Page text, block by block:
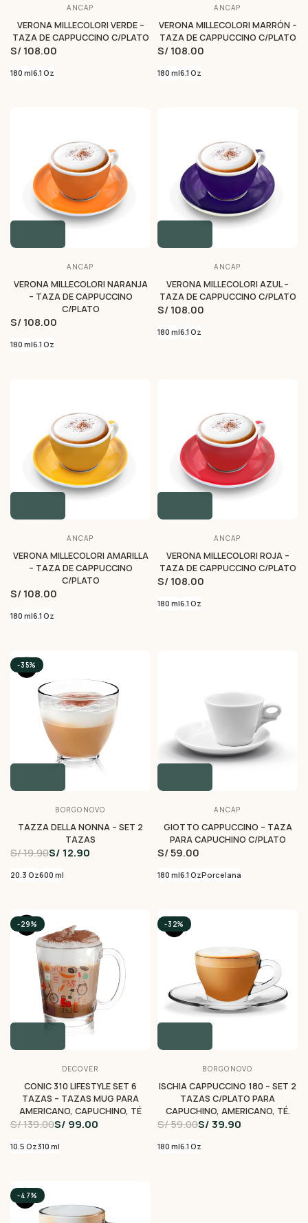
ANCAP
VERONA MILLECOLORI VERDE –
TAZA DE CAPPUCCINO C/PLATO
S/ 108.00
180 ml6.1 Oz
ANCAP
VERONA MILLECOLORI MARRÓN –
TAZA DE CAPPUCCINO C/PLATO
S/ 108.00
180 ml6.1 Oz
ANCAP
VERONA MILLECOLORI NARANJA
– TAZA DE CAPPUCCINO
C/PLATO
S/ 108.00
180 ml6.1 Oz
ANCAP
VERONA MILLECOLORI AZUL –
TAZA DE CAPPUCCINO C/PLATO
S/ 108.00
180 ml6.1 Oz
ANCAP
VERONA MILLECOLORI AMARILLA
– TAZA DE CAPPUCCINO
C/PLATO
S/ 108.00
180 ml6.1 Oz
ANCAP
VERONA MILLECOLORI ROJA –
TAZA DE CAPPUCCINO C/PLATO
S/ 108.00
180 ml6.1 Oz
-35%
BORGONOVO
TAZZA DELLA NONNA – SET 2
TAZAS
S/ 19.90S/ 12.90
20.3 Oz600 ml
ANCAP
GIOTTO CAPPUCCINO – TAZA
PARA CAPUCHINO C/PLATO
S/ 59.00
180 ml6.1 OzPorcelana
-29%
DECOVER
CONIC 310 LIFESTYLE SET 6
TAZAS – TAZAS MUG PARA
AMERICANO, CAPUCHINO, TÉ
S/ 139.00S/ 99.00
10.5 Oz310 ml
-32%
BORGONOVO
ISCHIA CAPPUCCINO 180 – SET 2
TAZAS C/PLATO PARA
CAPUCHINO, AMERICANO, TÉ.
S/ 59.00S/ 39.90
180 ml6.1 Oz
-47%